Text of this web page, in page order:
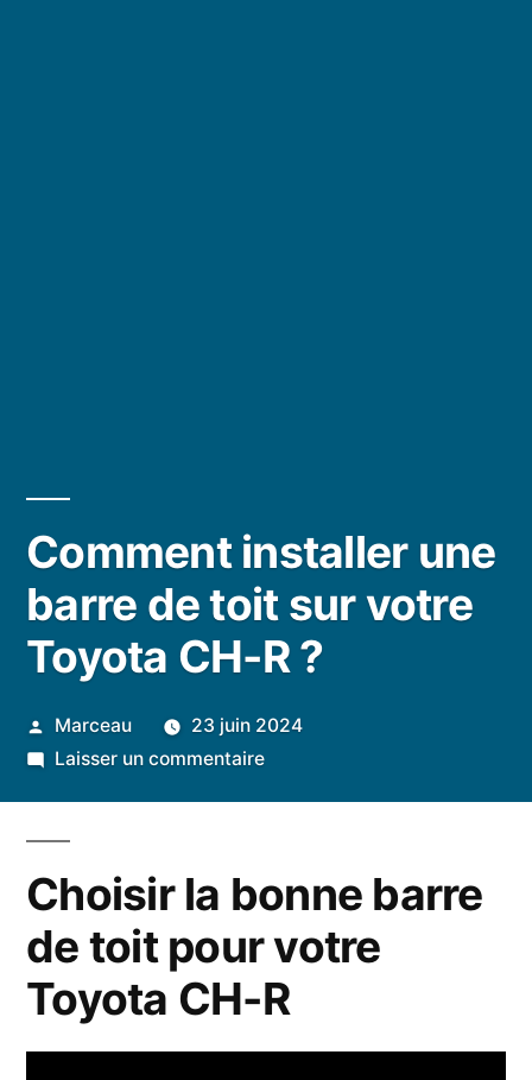
Comment installer une
barre de toit sur votre
Toyota CH-R ?
Publié
par
Marceau
23 juin 2024
Laisser un commentairesur
barre
toit
sur
Toyota
Choisir la bonne barre
de toit pour votre
Toyota CH-R